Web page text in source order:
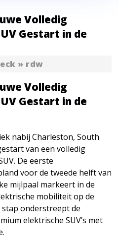
Volledig
Gestart in de
» rdw
Volledig
Gestart in de
nabij Charleston, South
van een volledig
De eerste
voor de tweede helft van
mijlpaal markeert in de
mobiliteit op de
onderstreept de
elektrische SUV’s met